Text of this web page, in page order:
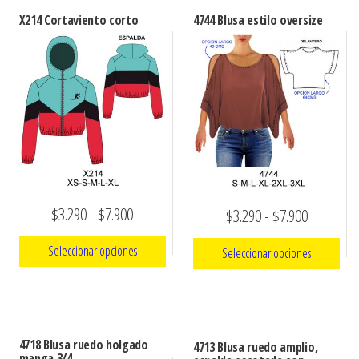
X214 Cortaviento corto
$3.290- $7.900Rango
de
precios:
hasta
Seleccionar opciones
4744 Blusa estilo oversize
$3.290- $7.900Rango
de
precios:
hasta
Seleccionar opciones
4718 Blusa ruedo holgado 4713 Blusa ruedo amplio,